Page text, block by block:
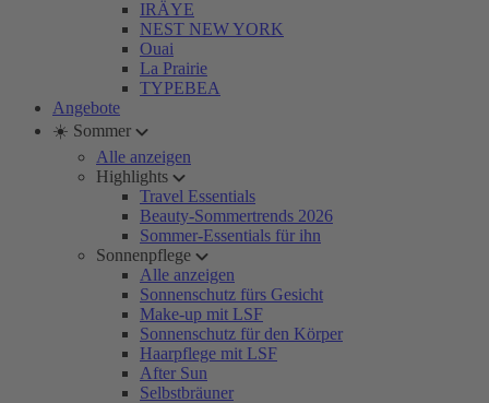
IRÄYE
NEST NEW YORK
Ouai
La Prairie
TYPEBEA
Angebote
☀️ Sommer
Alle anzeigen
Highlights
Travel Essentials
Beauty-Sommertrends 2026
Sommer-Essentials für ihn
Sonnenpflege
Alle anzeigen
Sonnenschutz fürs Gesicht
Make-up mit LSF
Sonnenschutz für den Körper
Haarpflege mit LSF
After Sun
Selbstbräuner